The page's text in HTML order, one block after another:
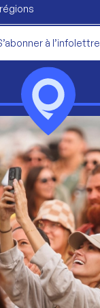
à l’infolettre